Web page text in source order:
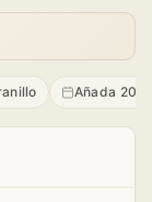
Añada